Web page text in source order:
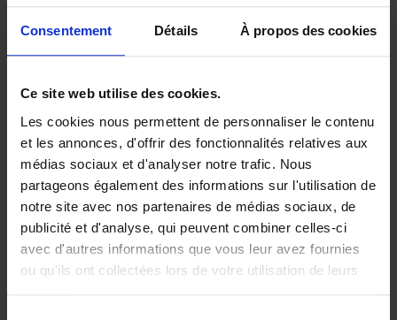
Consentement Détails À propos des cookies
Ce site web utilise des cookies.
Les cookies nous permettent de personnaliser le contenu
et les annonces, d'offrir des fonctionnalités relatives aux
médias sociaux et d'analyser notre trafic. Nous
partageons également des informations sur l'utilisation de
notre site avec nos partenaires de médias sociaux, de
publicité et d'analyse, qui peuvent combiner celles-ci
avec d'autres informations que vous leur avez fournies
ou qu'ils ont collectées lors de votre utilisation de leurs
Building Bonds = Building
Business
Jochen Roef Jozefien De Feyter
Carolien Boom
Couverture souple
2025 200
€29,99